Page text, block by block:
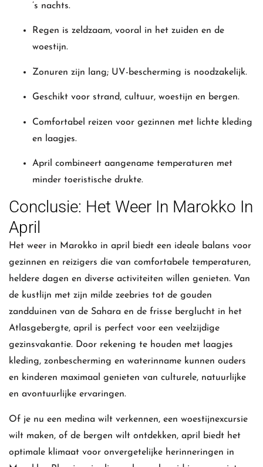
’s nachts.
Regen is zeldzaam, vooral in het zuiden en de
woestijn.
Zonuren zijn lang; UV-bescherming is noodzakelijk.
Geschikt voor strand, cultuur, woestijn en bergen.
Comfortabel reizen voor gezinnen met lichte kleding
en laagjes.
April combineert aangename temperaturen met
minder toeristische drukte.
Conclusie: Het Weer In Marokko In
April
Het weer in Marokko in april biedt een ideale balans voor
gezinnen en reizigers die van comfortabele temperaturen,
heldere dagen en diverse activiteiten willen genieten. Van
de kustlijn met zijn milde zeebries tot de gouden
zandduinen van de Sahara en de frisse berglucht in het
Atlasgebergte, april is perfect voor een veelzijdige
gezinsvakantie. Door rekening te houden met laagjes
kleding, zonbescherming en waterinname kunnen ouders
en kinderen maximaal genieten van culturele, natuurlijke
en avontuurlijke ervaringen.
Of je nu een medina wilt verkennen, een woestijnexcursie
wilt maken, of de bergen wilt ontdekken, april biedt het
optimale klimaat voor onvergetelijke herinneringen in